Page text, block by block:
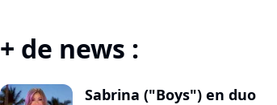
+ de news :
Sabrina ("Boys") en duo